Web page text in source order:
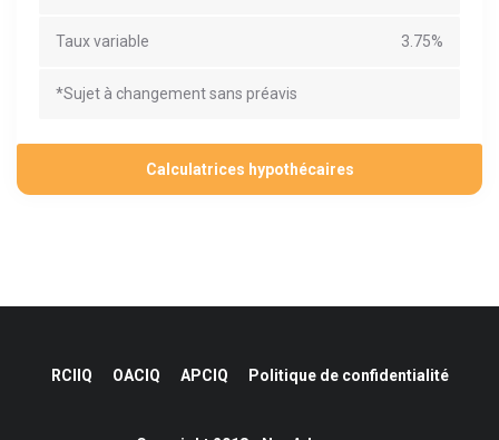
Taux variable 3.75%
*Sujet à changement sans préavis
Calculatrices hypothécaires
RCIIQ OACIQ APCIQ Politique de confidentialité